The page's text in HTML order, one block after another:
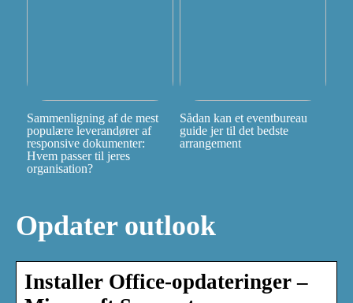
Sammenligning af de mest
populære leverandører af
responsive dokumenter:
Hvem passer til jeres
organisation?
Sådan kan et eventbureau
guide jer til det bedste
arrangement
Opdater outlook
Installer Office-opdateringer –